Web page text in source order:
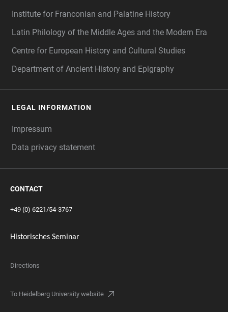
Institute for Franconian and Palatine History
Latin Philology of the Middle Ages and the Modern Era
Centre for European History and Cultural Studies
Department of Ancient History and Epigraphy
LEGAL INFORMATION
Impressum
Data privacy statement
CONTACT
+49 (0) 6221/54-3767
Historisches Seminar
Directions
To Heidelberg University website